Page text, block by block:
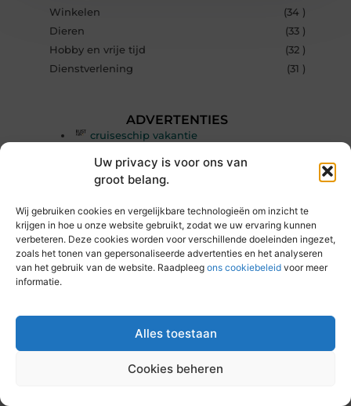
Uw privacy is voor ons van
groot belang.
Wij gebruiken cookies en vergelijkbare technologieën om inzicht te
krijgen in hoe u onze website gebruikt, zodat we uw ervaring kunnen
verbeteren. Deze cookies worden voor verschillende doeleinden ingezet,
zoals het tonen van gepersonaliseerde advertenties en het analyseren
van het gebruik van de website. Raadpleeg ons cookiebeleid voor meer
informatie.
Alles toestaan
Cookies beheren
Winkelen
(34 )
Dieren
(33 )
Hobby en vrije tijd
(32 )
Dienstverlening
(31 )
ADVERTENTIES
cruiseschip vakantie
dagje weg met vriendin alleen
waarheen
waarheen
dagje weg vriendenloterij
Omschrijving: dagje weg vriendenloterij
Hier adverteren? Meld je aan.
Omschrijving:
leuke uitjes met je vriendin
Omschrijving: leuke uitjes met je vriendin
safe fifa coins